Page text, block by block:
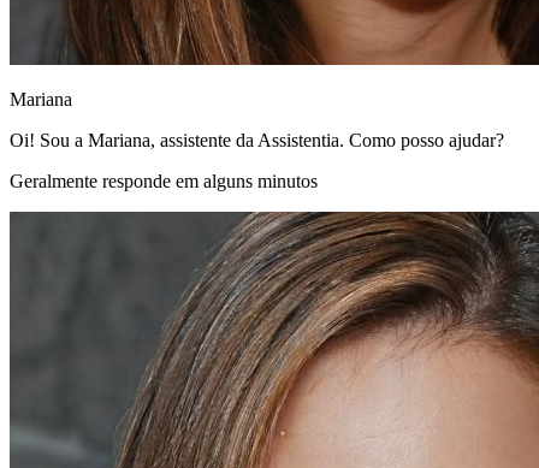
Mariana
Oi! Sou a Mariana, assistente da Assistentia. Como posso ajudar?
Geralmente responde em alguns minutos